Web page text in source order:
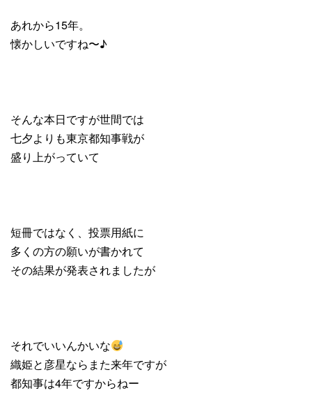
あれから15年。
懐かしいですね〜♪
そんな本日ですが世間では
七夕よりも東京都知事戦が
盛り上がっていて
短冊ではなく、投票用紙に
多くの方の願いが書かれて
その結果が発表されましたが
それでいいんかいな
織姫と彦星ならまた来年ですが
都知事は4年ですからねー